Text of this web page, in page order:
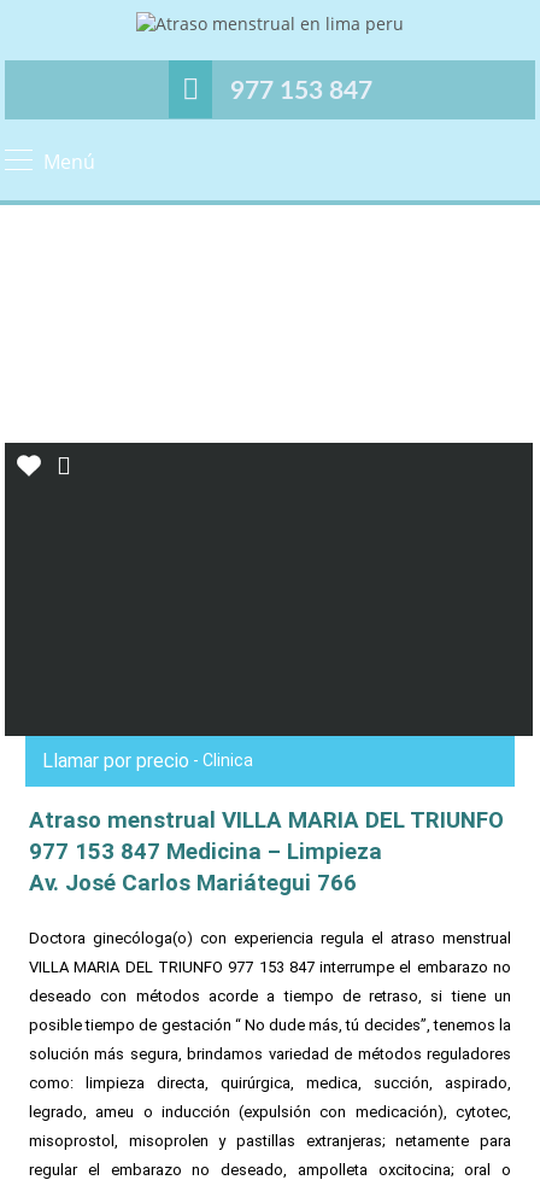
977 153 847
Menú
Llamar por precio - Clinica
Atraso menstrual VILLA MARIA DEL TRIUNFO
977 153 847 Medicina – Limpieza
Av. José Carlos Mariátegui 766
Doctora ginecóloga(o) con experiencia regula el atraso menstrual
VILLA MARIA DEL TRIUNFO 977 153 847 interrumpe el embarazo no
deseado con métodos acorde a tiempo de retraso, si tiene un
posible tiempo de gestación “ No dude más, tú decides”, tenemos la
solución más segura, brindamos variedad de métodos reguladores
como: limpieza directa, quirúrgica, medica, succión, aspirado,
legrado, ameu o inducción (expulsión con medicación), cytotec,
misoprostol, misoprolen y pastillas extranjeras; netamente para
regular el embarazo no deseado, ampolleta oxcitocina; oral o